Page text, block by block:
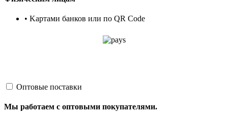
• Kартами банков или по QR Code
Оптовые поставки
Мы работаем с оптовыми покупателями.